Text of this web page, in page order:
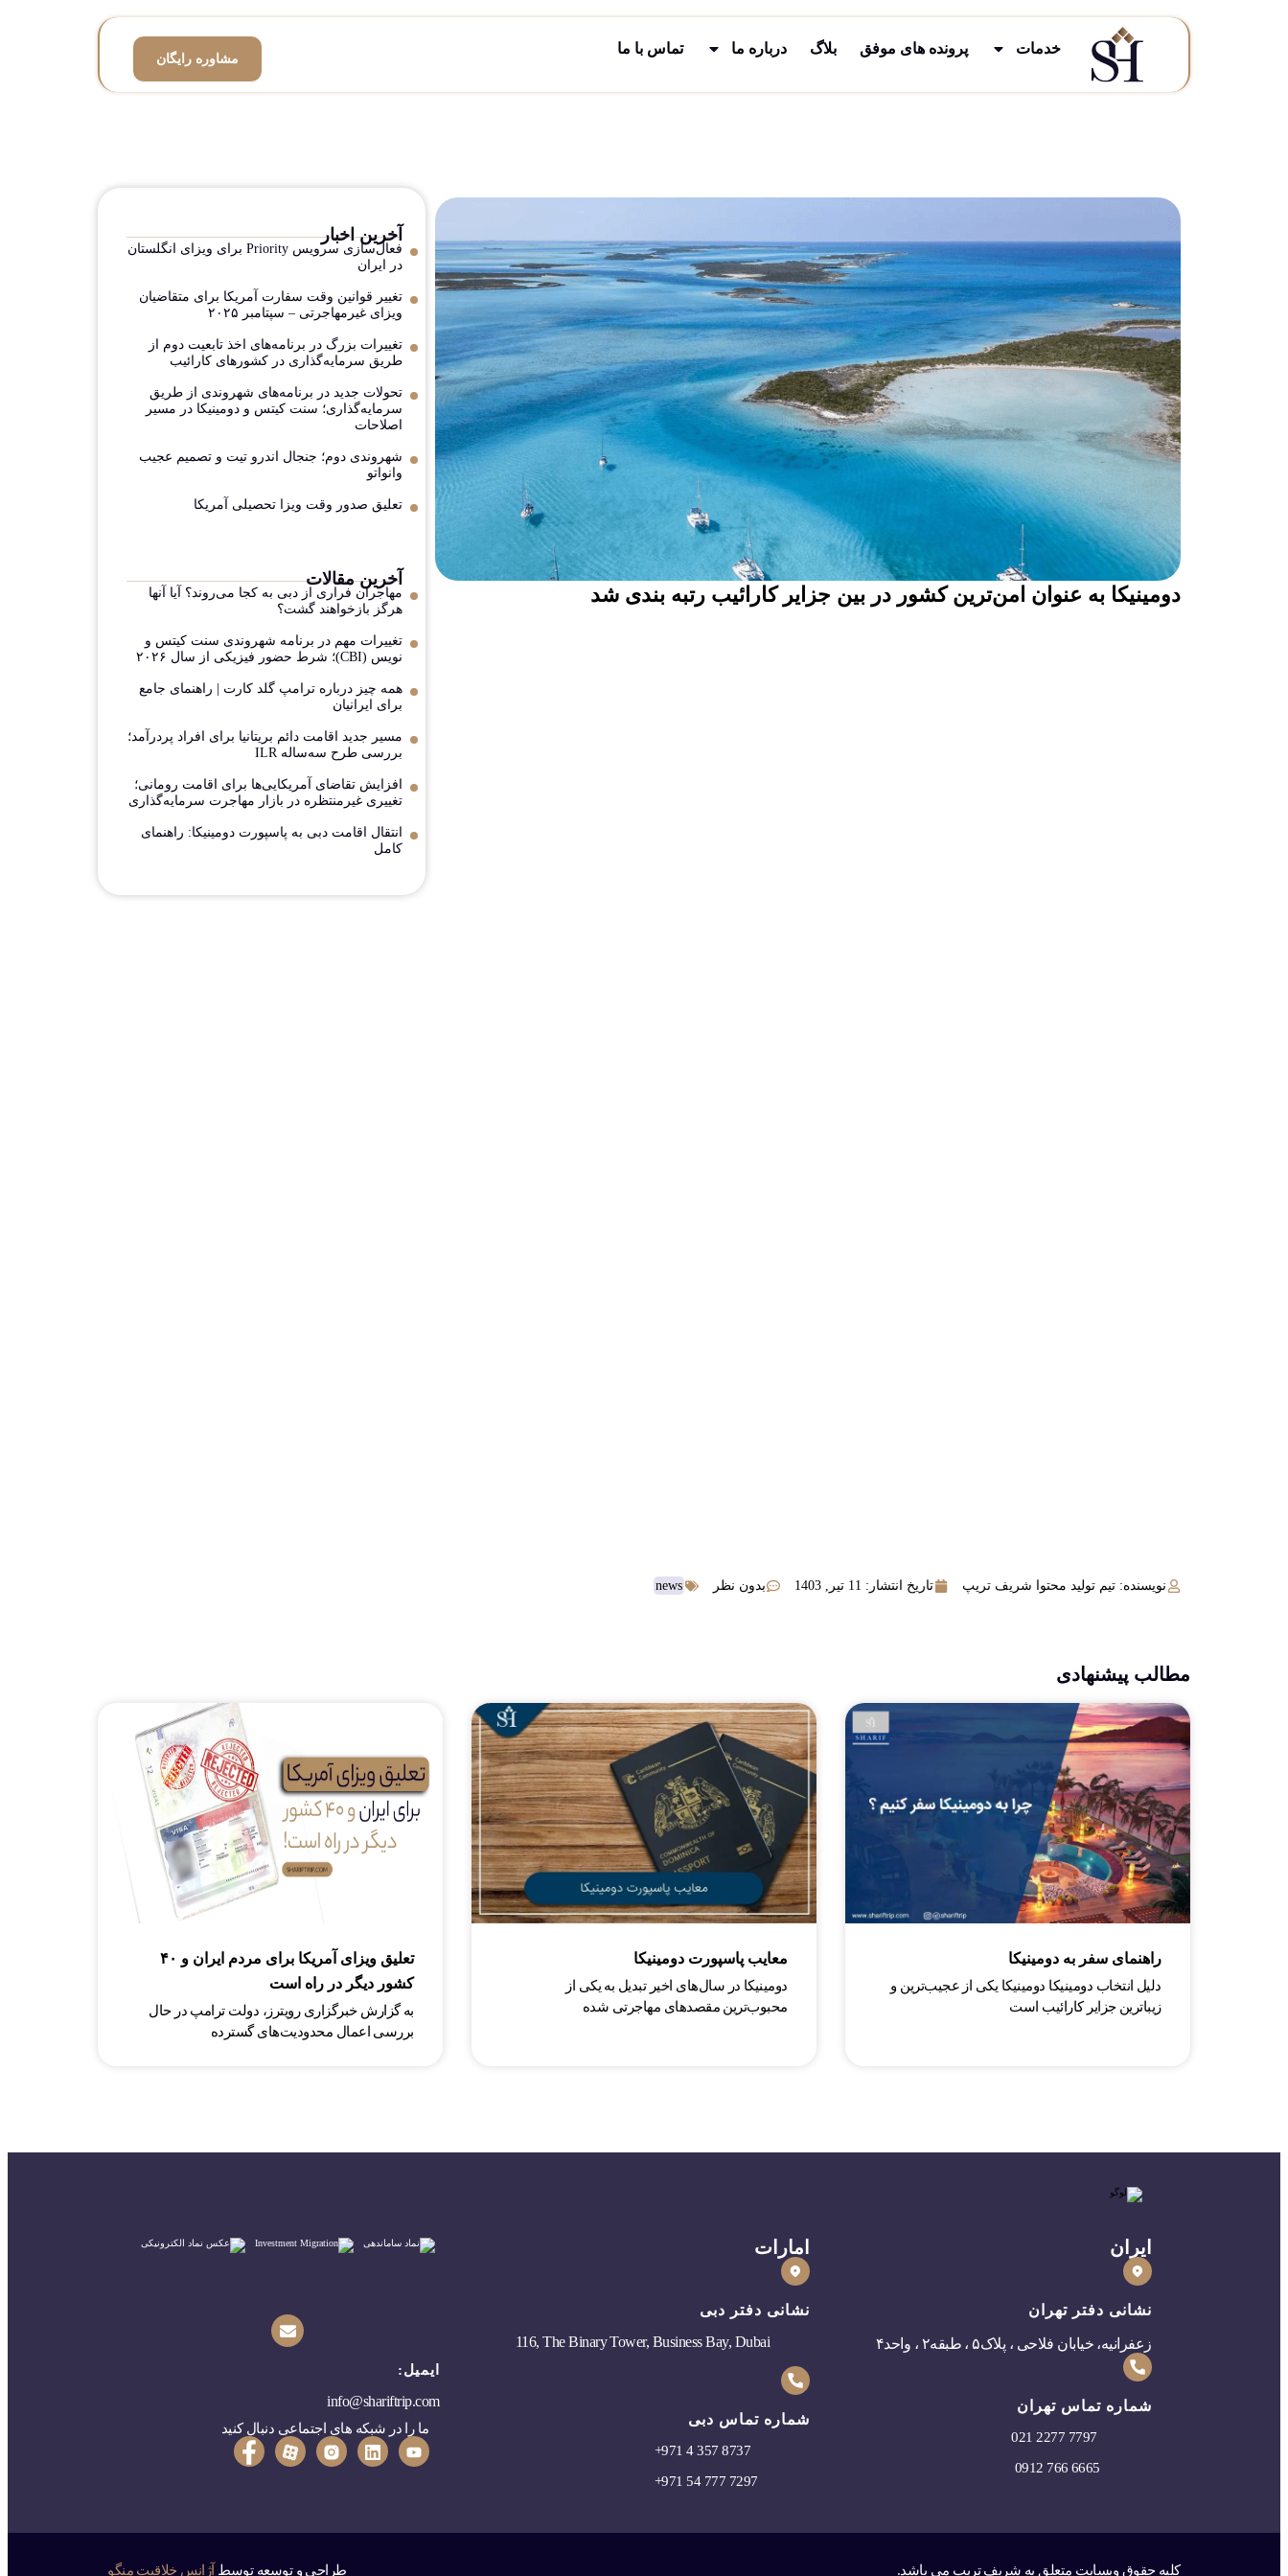
خدمات پرونده های موفق بلاگ درباره ما تماس با ما
مشاوره رایگان
دومینیکا به عنوان امن‌ترین کشور در بین جزایر کارائیب رتبه بندی شد
نویسنده: تیم تولید محتوا شریف تریپ تاریخ انتشار: 11 تیر, 1403 بدون نظر news
آخرین اخبار
فعال‌سازی سرویس Priority برای ویزای انگلستان
در ایران
تغییر قوانین وقت سفارت آمریکا برای متقاضیان
ویزای غیرمهاجرتی – سپتامبر ۲۰۲۵
تغییرات بزرگ در برنامه‌های اخذ تابعیت دوم از
طریق سرمایه‌گذاری در کشورهای کارائیب
تحولات جدید در برنامه‌های شهروندی از طریق
سرمایه‌گذاری؛ سنت کیتس و دومینیکا در مسیر
اصلاحات
شهروندی دوم؛ جنجال اندرو تیت و تصمیم عجیب
وانواتو
تعلیق صدور وقت ویزا تحصیلی آمریکا
آخرین مقالات
مهاجران فراری از دبی به کجا می‌روند؟ آیا آنها
هرگز بازخواهند گشت؟
تغییرات مهم در برنامه شهروندی سنت کیتس و
نویس (CBI)؛ شرط حضور فیزیکی از سال ۲۰۲۶
همه چیز درباره ترامپ گلد کارت | راهنمای جامع
برای ایرانیان
مسیر جدید اقامت دائم بریتانیا برای افراد پردرآمد؛
بررسی طرح سه‌ساله ILR
افزایش تقاضای آمریکایی‌ها برای اقامت رومانی؛
تغییری غیرمنتظره در بازار مهاجرت سرمایه‌گذاری
انتقال اقامت دبی به پاسپورت دومینیکا: راهنمای
کامل
مطالب پیشنهادی
راهنمای سفر به دومینیکا
دلیل انتخاب دومینیکا دومینیکا یکی از عجیب‌ترین و
زیباترین جزایر کارائیب است
معایب پاسپورت دومینیکا
دومینیکا در سال‌های اخیر تبدیل به یکی از
محبوب‌ترین مقصدهای مهاجرتی شده
تعلیق ویزای آمریکا برای مردم ایران و ۴۰
کشور دیگر در راه است
به گزارش خبرگزاری رویترز، دولت ترامپ در حال
بررسی اعمال محدودیت‌های گسترده
ایران
نشانی دفتر تهران
زعفرانیه، خیابان فلاحی ، پلاک۵ ، طبقه۲ ، واحد۴
شماره تماس تهران
021 2277 7797
0912 766 6665
امارات
نشانی دفتر دبی
116, The Binary Tower, Business Bay, Dubai
شماره تماس دبی
+971 4 357 8737
+971 54 777 7297
ایمیل:
info@shariftrip.com
ما را در شبکه های اجتماعی دنبال کنید
کلیه حقوق وبسایت متعلق به شریف تریپ می باشد. طراحی و توسعه توسط آژانس خلاقیت منگو